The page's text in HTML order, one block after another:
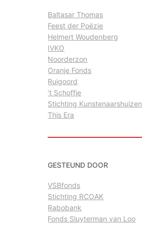
Baltasar Thomas
Feest der Poëzie
Helmert Woudenberg
IVKO
Noorderzon
Oranje Fonds
Ruigoord
’t Schoffie
Stichting Kunstenaarshuizen
This Era
GESTEUND DOOR
VSBfonds
Stichting RCOAK
Rabobank
Fonds Sluyterman van Loo